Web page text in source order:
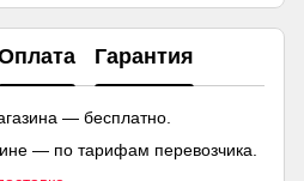
Гарантия
— бесплатно.
— по тарифам перевозчика.